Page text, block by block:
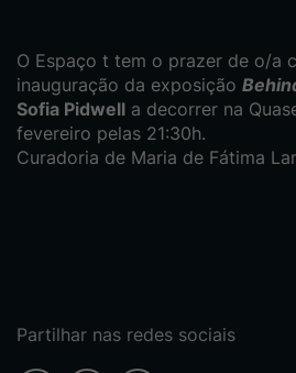
O Espaço t tem o prazer de o/a
inauguração da exposição
Sofia Pidwell a decorrer na
fevereiro pelas 21:30h.
Curadoria de Maria de Fátima
Partilhar nas redes sociais